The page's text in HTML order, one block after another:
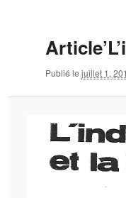
Publié le juillet 1,